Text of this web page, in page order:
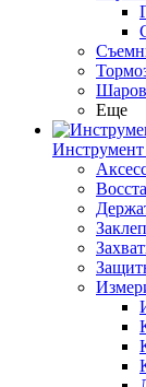
Еще
Инструмент